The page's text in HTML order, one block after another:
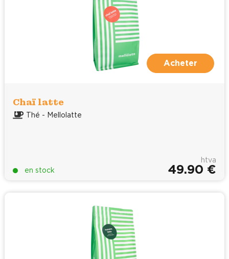
Acheter
Chaï latte
Thé - Mellolatte
en stock
htva
49.90 €